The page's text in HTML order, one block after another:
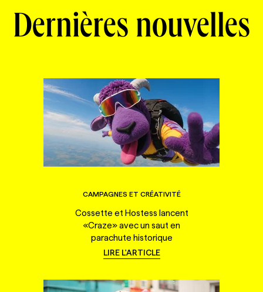
Dernières nouvelles
CAMPAGNES ET CRÉATIVITÉ
Cossette et Hostess lancent
«Craze» avec un saut en
parachute historique
LIRE L'ARTICLE